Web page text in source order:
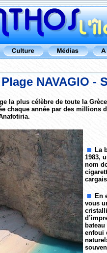
Plage NAVAGIO -
la plus célèbre de toute la
chaque année par des millions
La
1983,
nom
En
vous
enfoui